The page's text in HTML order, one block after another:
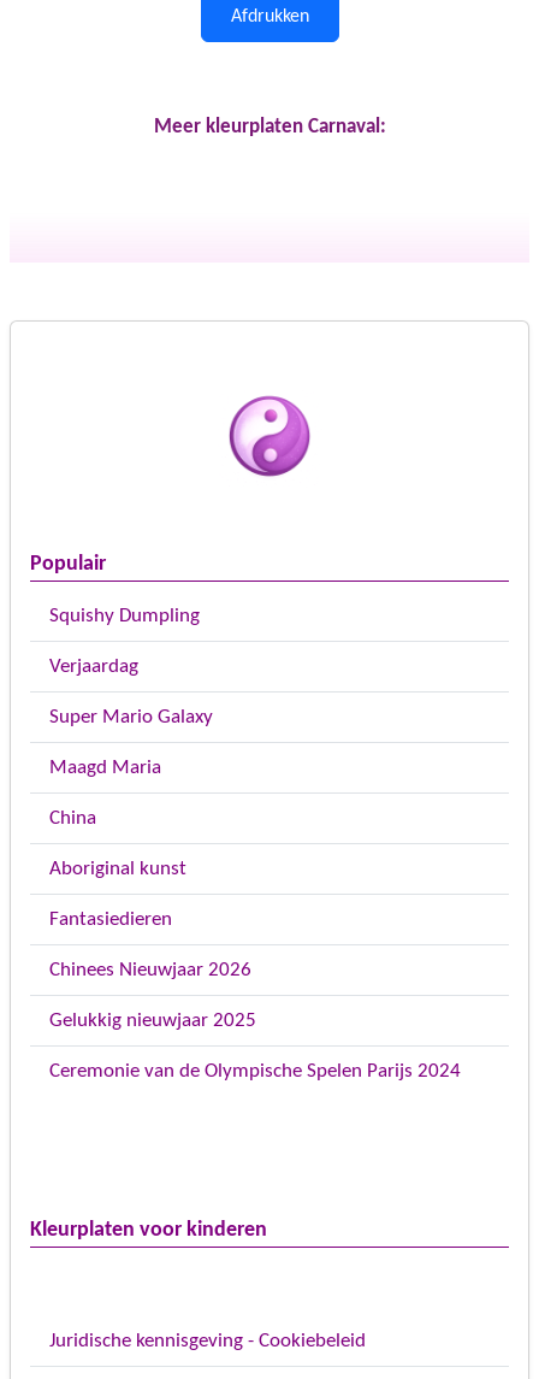
Populair
Squishy Dumpling
Verjaardag
Super Mario Galaxy
Maagd Maria
China
Aboriginal kunst
Fantasiedieren
Chinees Nieuwjaar 2026
Gelukkig nieuwjaar 2025
Ceremonie van de Olympische Spelen Parijs 2024
Kleurplaten voor kinderen
Juridische kennisgeving - Cookiebeleid
Afdrukken
Meer kleurplaten Carnaval: